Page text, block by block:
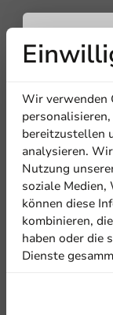
Wir verwenden
bereitzustellen
analysieren.
Nutzung
soziale Medien,
können diese
kombinieren,
haben oder die
Dienste